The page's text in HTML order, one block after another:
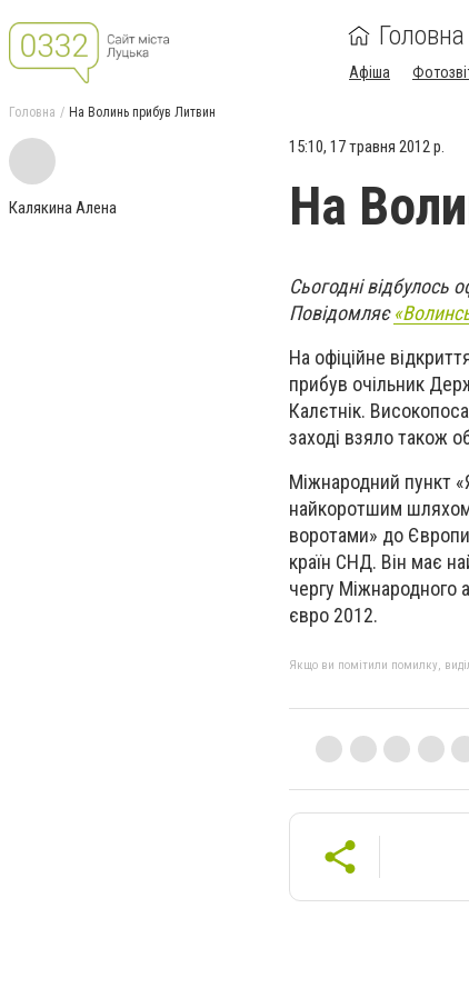
Головна
Афіша
Головна На Волинь прибув Литвин
Калякина Алена
15:10, 17 травня 2012 р.
На
Сьогодні відбулось
Повідомляє
На офіційне
прибув очільник
Калєтнік.
заході взяло також
Міжнародний пункт
найкоротшим
воротами» до
країн СНД. Він має
чергу Міжнародного
євро 2012.
Якщо ви помітили помилку,